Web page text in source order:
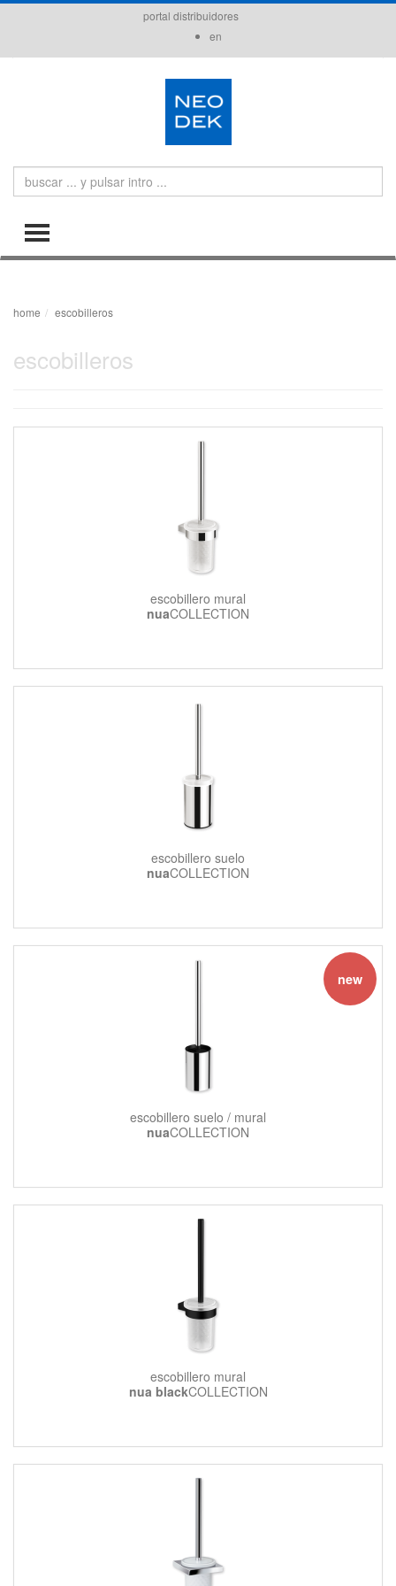
portal distribuidores
en
TOGGLE MENU
home escobilleros
escobilleros
escobillero mural
nuaCOLLECTION
escobillero suelo
nuaCOLLECTION
new
escobillero suelo / mural
nuaCOLLECTION
escobillero mural
nua blackCOLLECTION